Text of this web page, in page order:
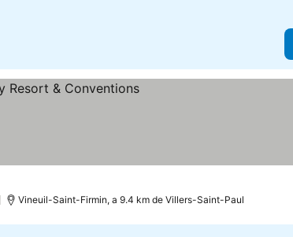
Vineuil-Saint-Firmin, a 9.4 km de Villers-Saint-Paul